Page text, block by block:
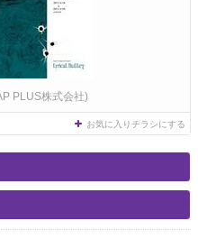
PLUS株式会社)
お気に入りチラシにする